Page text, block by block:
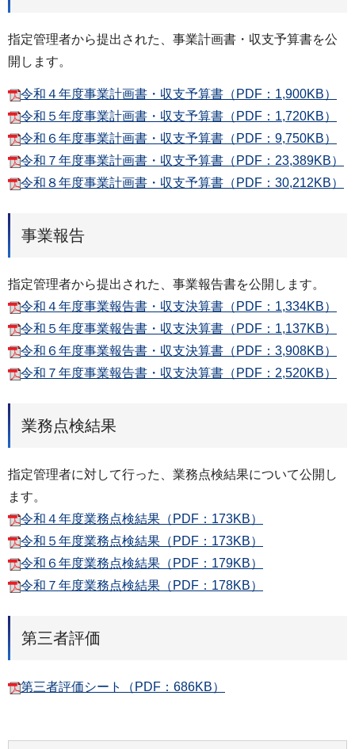
指定管理者から提出された、事業計画書・収支予算書を公
開します。
令和４年度事業計画書・収支予算書（PDF：1,900KB）
令和５年度事業計画書・収支予算書（PDF：1,720KB）
令和６年度事業計画書・収支予算書（PDF：9,750KB）
令和７年度事業計画書・収支予算書（PDF：23,389KB）
令和８年度事業計画書・収支予算書（PDF：30,212KB）
事業報告
指定管理者から提出された、事業報告書を公開します。
令和４年度事業報告書・収支決算書（PDF：1,334KB）
令和５年度事業報告書・収支決算書（PDF：1,137KB）
令和６年度事業報告書・収支決算書（PDF：3,908KB）
令和７年度事業報告書・収支決算書（PDF：2,520KB）
業務点検結果
指定管理者に対して行った、業務点検結果について公開し
ます。
令和４年度業務点検結果（PDF：173KB）
令和５年度業務点検結果（PDF：173KB）
令和６年度業務点検結果（PDF：179KB）
令和７年度業務点検結果（PDF：178KB）
第三者評価
第三者評価シート（PDF：686KB）